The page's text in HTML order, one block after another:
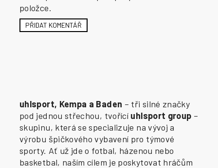
položce.
PŘIDAT KOMENTÁŘ
uhlsport, Kempa a Baden – tři silné značky
pod jednou střechou, tvořící uhlsport group –
skupinu, která se specializuje na vývoj a
výrobu špičkového vybavení pro týmové
sporty. Ať už jde o fotbal, házenou nebo
basketbal, naším cílem je poskytovat hráčům